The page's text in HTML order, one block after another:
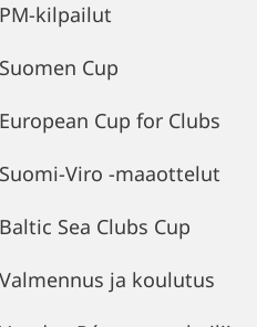
PM-kilpailut
Suomen Cup
European Cup for Clubs
Suomi-Viro -maaottelut
Baltic Sea Clubs Cup
Valmennus ja koulutus